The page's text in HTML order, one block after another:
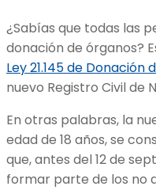
¿Sabías que todas las
donación de órganos?
Ley 21.145 de Donación
nuevo Registro Civil de
En otras palabras, la
edad de 18 años, se
que, antes del 12 de
formar parte de los no